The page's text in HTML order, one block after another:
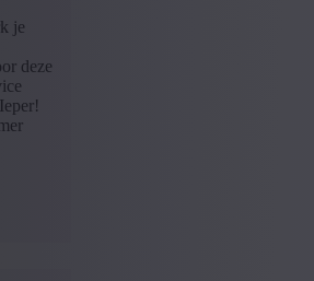
je
deze